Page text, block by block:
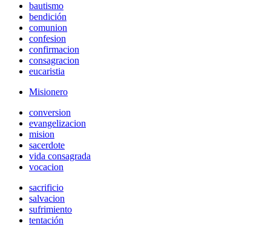
bautismo
bendición
comunion
confesion
confirmacion
consagracion
eucaristia
Misionero
conversion
evangelizacion
mision
sacerdote
vida consagrada
vocacion
sacrificio
salvacion
sufrimiento
tentación